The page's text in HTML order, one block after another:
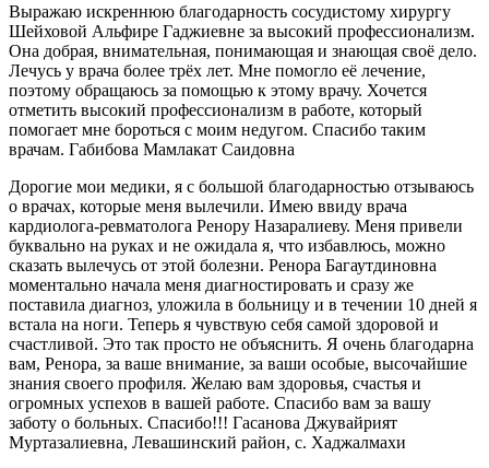
Выражаю искреннюю благодарность сосудистому хирургу
Шейховой Альфире Гаджиевне за высокий профессионализм.
Она добрая, внимательная, понимающая и знающая своё дело.
Лечусь у врача более трёх лет. Мне помогло её лечение,
поэтому обращаюсь за помощью к этому врачу. Хочется
отметить высокий профессионализм в работе, который
помогает мне бороться с моим недугом. Спасибо таким
врачам. Габибова Мамлакат Саидовна
Дорогие мои медики, я с большой благодарностью отзываюсь
о врачах, которые меня вылечили. Имею ввиду врача
кардиолога-ревматолога Ренору Назаралиеву. Меня привели
буквально на руках и не ожидала я, что избавлюсь, можно
сказать вылечусь от этой болезни. Ренора Багаутдиновна
моментально начала меня диагностировать и сразу же
поставила диагноз, уложила в больницу и в течении 10 дней я
встала на ноги. Теперь я чувствую себя самой здоровой и
счастливой. Это так просто не объяснить. Я очень благодарна
вам, Ренора, за ваше внимание, за ваши особые, высочайшие
знания своего профиля. Желаю вам здоровья, счастья и
огромных успехов в вашей работе. Спасибо вам за вашу
заботу о больных. Спасибо!!! Гасанова Джувайрият
Муртазалиевна, Левашинский район, с. Хаджалмахи